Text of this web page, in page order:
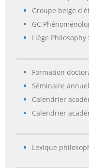
Groupe belge
GC
Liège Philosophy
Formation
Séminaire annuel
Calendrier
Calendrier
Lexique